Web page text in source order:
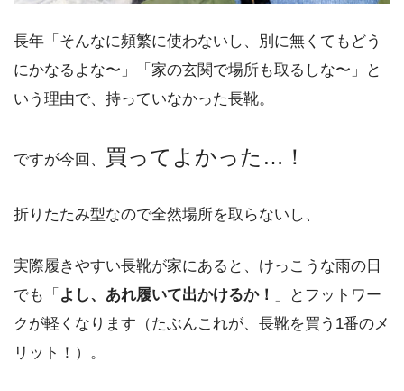
長年「そんなに頻繁に使わないし、別に無くてもどう
にかなるよな〜」「家の玄関で場所も取るしな〜」と
いう理由で、持っていなかった長靴。
ですが今回、 買ってよかった…！
折りたたみ型なので全然場所を取らないし、
実際履きやすい長靴が家にあると、けっこうな雨の日
でも「 よし、あれ履いて出かけるか！
」とフットワー
クが軽くなります（たぶんこれが、長靴を買う1番のメ
リット！）。